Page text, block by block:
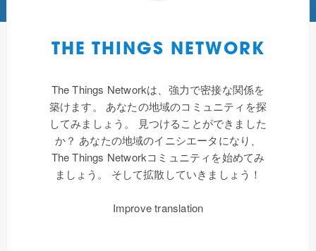
THE THINGS NETWORK
The Things Networkは、強力で密接な関係を
築けます。 あなたの地域のコミュニティを探
してみましょう。 見つけることができました
か？ あなたの地域のイニシエータになり、
The Things Networkコミュニティを始めてみ
ましょう。 そして拡散していきましょう！
Improve translation